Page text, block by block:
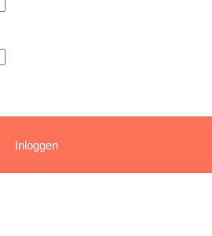
Inloggen